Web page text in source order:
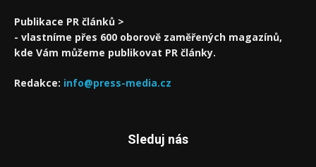
Publikace PR článků >
- vlastníme přes 600 oborově zaměřených magazínů,
kde Vám můžeme publikovat PR články.
Redakce: info@press-media.cz
Sleduj nás